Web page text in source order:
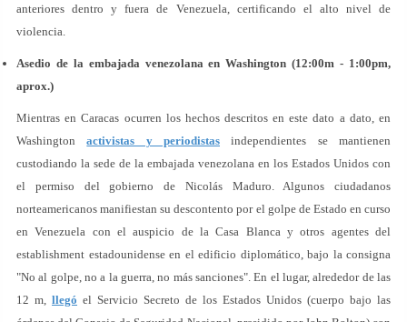
anteriores dentro y fuera de Venezuela, certificando el alto nivel de
violencia.
Asedio de la embajada venezolana en Washington (12:00m - 1:00pm,
aprox.)
Mientras en Caracas ocurren los hechos descritos en este dato a dato, en
Washingtonactivistas y periodistas independientes se mantienen
custodiando la sede de la embajada venezolana en los Estados Unidos con
el permiso del gobierno de Nicolás Maduro. Algunos ciudadanos
norteamericanos manifiestan su descontento por el golpe de Estado en curso
en Venezuela con el auspicio de la Casa Blanca y otros agentes del
establishment estadounidense en el edificio diplomático, bajo la consigna
"No al golpe, no a la guerra, no más sanciones". En el lugar, alrededor de las
12 m, llegó el Servicio Secreto de los Estados Unidos (cuerpo bajo las